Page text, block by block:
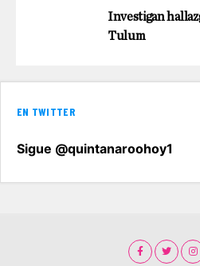
Investigan
Tulum
EN TWITTER
Sigue @quintanaroohoy1